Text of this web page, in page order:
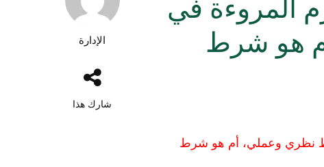
الإدارة
شارك هذا
المروءة في
هو شرط
نظري وعملي، أم هو شرط